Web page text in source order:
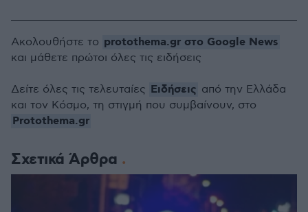
Σχετικά Άρθρα
Ακολουθήστε το protothema.gr στο Google News
και μάθετε πρώτοι όλες τις ειδήσεις
Δείτε όλες τις τελευταίες Ειδήσεις από την Ελλάδα
και τον Κόσμο, τη στιγμή που συμβαίνουν, στο
Protothema.gr